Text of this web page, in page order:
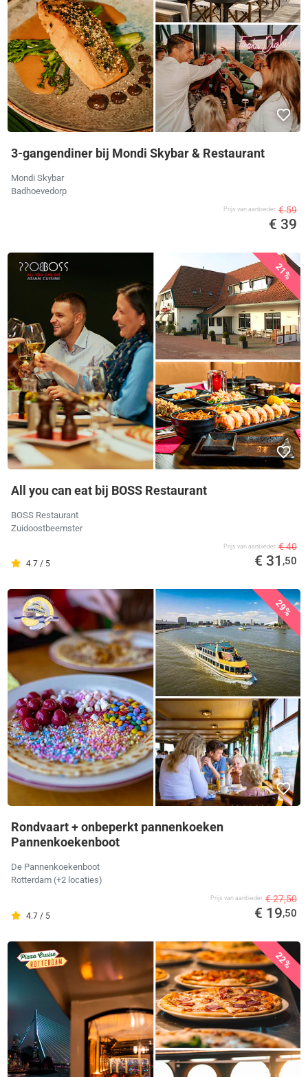
3-gangendiner bij Mondi Skybar & Restaurant
Mondi Skybar
Badhoevedorp
Prijs van aanbieder € 59
€ 39
21%
All you can eat bij BOSS Restaurant
BOSS Restaurant
Zuidoostbeemster
4.7 / 5
Prijs van aanbieder € 40
€ 31 ,50
29%
Rondvaart + onbeperkt pannenkoeken
Pannenkoekenboot
De Pannenkoekenboot
Rotterdam (+2 locaties)
4.7 / 5
Prijs van aanbieder € 27,50
€ 19,50
22%